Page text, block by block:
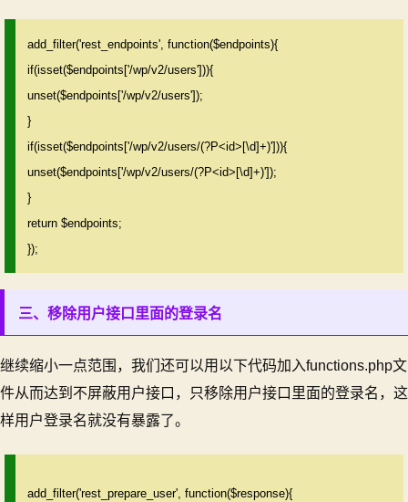
add_filter('rest_endpoints', function($endpoints){
if(isset($endpoints['/wp/v2/users'])){
unset($endpoints['/wp/v2/users']);
}
if(isset($endpoints['/wp/v2/users/(?P<id>[\d]+)'])){
unset($endpoints['/wp/v2/users/(?P<id>[\d]+)']);
}
return $endpoints;
});
三、移除用户接口里面的登录名
继续缩小一点范围，我们还可以用以下代码加入functions.php文
件从而达到不屏蔽用户接口，只移除用户接口里面的登录名，这
样用户登录名就没有暴露了。
add_filter('rest_prepare_user', function($response){